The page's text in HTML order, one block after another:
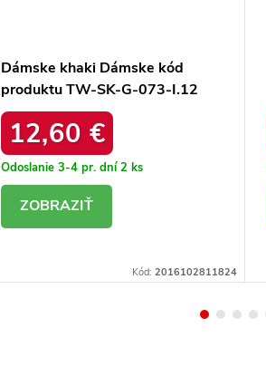
Dámske khaki Dámske kód
produktu TW-SK-G-073-I.12
12,60 €
Odoslanie 3-4 pr. dní2 ks
Kód: 2016102811824